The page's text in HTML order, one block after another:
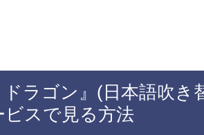
ラゴン』(日本語吹き
ビスで見る方法